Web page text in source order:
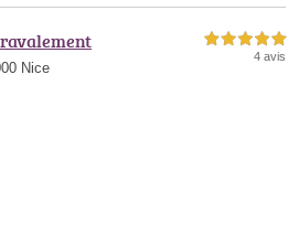
Nice
5,0 étoiles sur 5
4 avis